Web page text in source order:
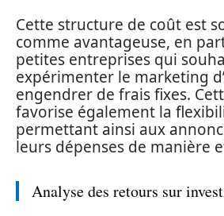
Cette structure de coût est
comme avantageuse, en
petites entreprises qui
expérimenter le marketing
engendrer de frais fixes.
favorise également la
permettant ainsi aux
leurs dépenses de manière
Analyse des retours sur